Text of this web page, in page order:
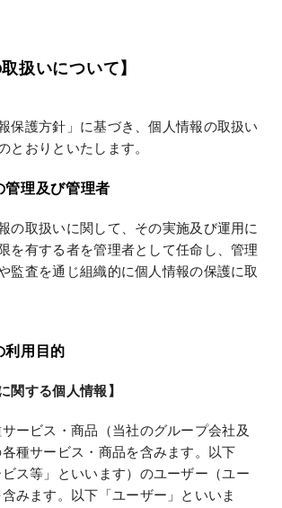
扱いについて】
保護方針」に基づき、個人情報の取扱い
とおりといたします。
管理及び管理者
の取扱いに関して、その実施及び運用に
を有する者を管理者として任命し、管理
監査を通じ組織的に個人情報の保護に取
利用目的
関する個人情報】
ービス・商品（当社のグループ会社及
種サービス・商品を含みます。以下
ビス等」といいます）のユーザー（ユー
みます。以下「ユーザー」といいま